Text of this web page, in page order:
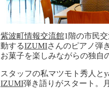
紫波町情報交流館1 階の市民
動するIZUMIさんのピアノ弾
お菓子を楽しみながらの独自
スタッフの私マツモト秀人と
IZUMI弾き語りがスタート。